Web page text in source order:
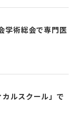
学術総会で専門医
ルスクール」で